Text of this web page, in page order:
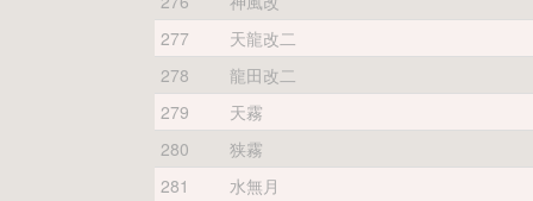
277
天龍改二
278
龍田改二
279
天霧
280
狭霧
281
水無月